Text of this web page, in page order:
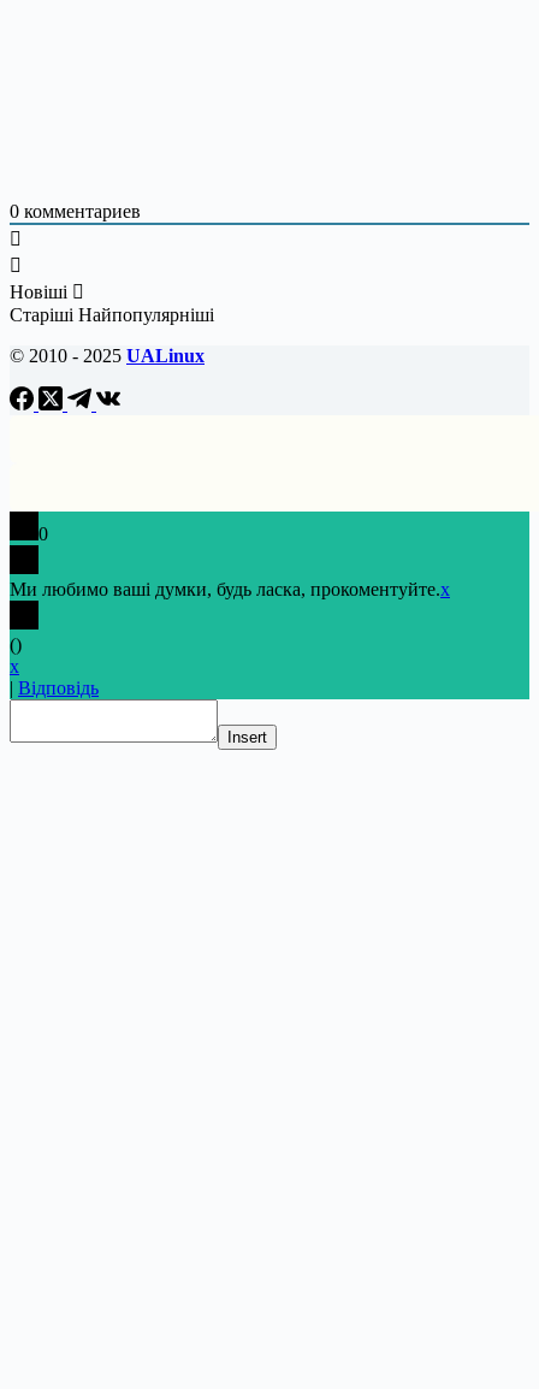
0 комментариев
Новіші
Старіші Найпопулярніші
© 2010 - 2025 UALinux
0
Ми любимо ваші думки, будь ласка, прокоментуйте.x
()
x
| Відповідь
Insert